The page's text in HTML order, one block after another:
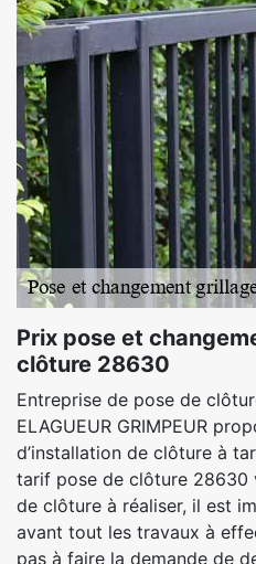
Prix pose et
clôture 28630
Entreprise de pose de
ELAGUEUR GRIMPEUR
d’installation de clôture à
tarif pose de clôture 28630
de clôture à réaliser, il est
avant tout les travaux à
pas à faire la demande de